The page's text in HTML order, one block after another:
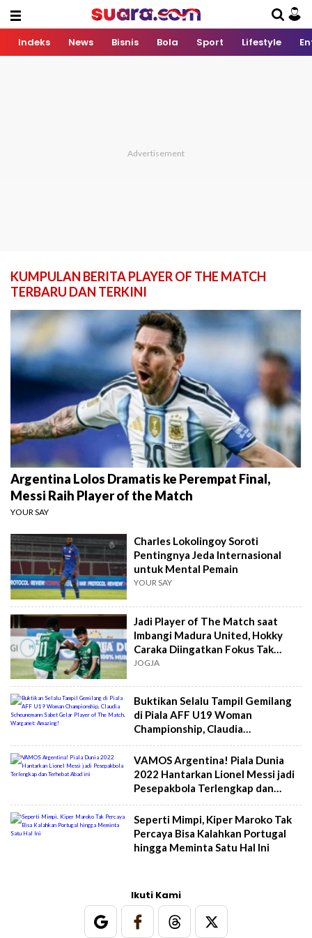
Indeks News Bisnis Bola Sport Lifestyle
KUMPULAN BERITA PLAYER OF THE MATCH
TERBARU DAN TERKINI
Argentina Lolos Dramatis ke Perempat Final,
Messi Raih Player of the Match
YOUR SAY
Charles Lokolingoy Soroti
Pentingnya Jeda Internasional
untuk Mental Pemain
YOUR SAY
Jadi Player of The Match saat
Imbangi Madura United, Hokky
Caraka Diingatkan Fokus Tak
Perlu Gubris Netizen
JOGJA
Buktikan Selalu Tampil Gemilang
di Piala AFF U19 Woman
Championship, Claudia
Scheunemann Sabet Gelar Player
of The Match, Warganet:
Amazing!
VAMOS Argentina! Piala Dunia
2022 Hantarkan Lionel Messi jadi
Pesepakbola Terlengkap dan
Terhebat Abad ini
Seperti Mimpi, Kiper Maroko Tak
Percaya Bisa Kalahkan Portugal
hingga Meminta Satu Hal Ini
Ikuti Kami